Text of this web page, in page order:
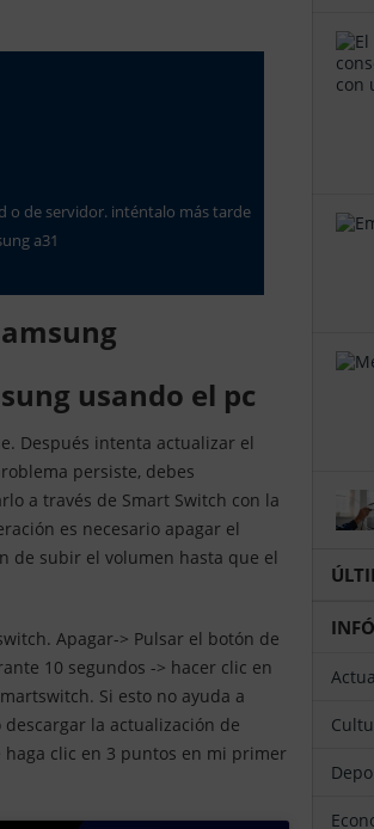
o de servidor. inténtalo más tarde
a31
usando el pc
Después intenta actualizar el
persiste, debes
a través de Smart Switch con la
es necesario apagar el
de subir el volumen hasta que el
Apagar-> Pulsar el botón de
10 segundos -> hacer clic en
Si esto no ayuda a
la actualización de
haga clic en 3 puntos en mi primer